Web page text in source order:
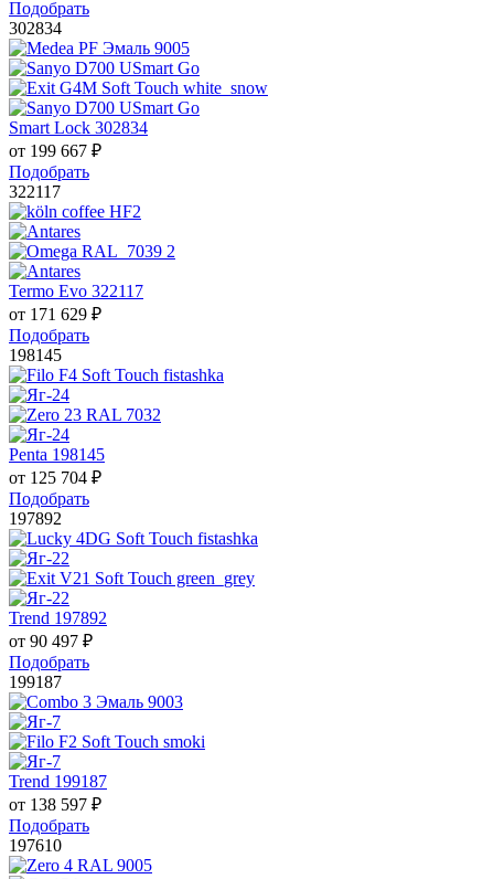
Подобрать
302834
Smart Lock 302834
от 199 667 ₽
Подобрать
322117
Termo Evo 322117
от 171 629 ₽
Подобрать
198145
Penta 198145
от 125 704 ₽
Подобрать
197892
Trend 197892
от 90 497 ₽
Подобрать
199187
Trend 199187
от 138 597 ₽
Подобрать
197610